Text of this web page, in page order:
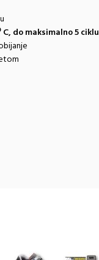
do maksimalno 5